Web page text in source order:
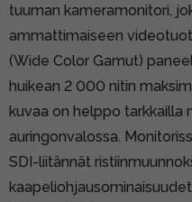
tuuman kameramonitori,
ammattimaiseen
(Wide Color Gamut)
huikean 2 000 nitin
kuvaa on helppo tarkkailla
auringonvalossa.
SDI-liitännät